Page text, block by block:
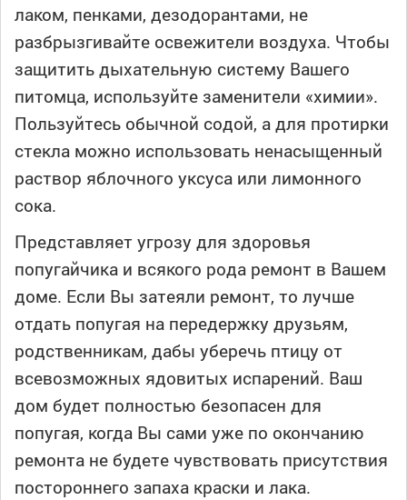
лаком, пенками, дезодорантами, не
разбрызгивайте освежители воздуха. Чтобы
защитить дыхательную систему Вашего
питомца, используйте заменители «химии».
Пользуйтесь обычной содой, а для протирки
стекла можно использовать ненасыщенный
раствор яблочного уксуса или лимонного
сока.
Представляет угрозу для здоровья
попугайчика и всякого рода ремонт в Вашем
доме. Если Вы затеяли ремонт, то лучше
отдать попугая на передержку друзьям,
родственникам, дабы уберечь птицу от
всевозможных ядовитых испарений. Ваш
дом будет полностью безопасен для
попугая, когда Вы сами уже по окончанию
ремонта не будете чувствовать присутствия
постороннего запаха краски и лака.